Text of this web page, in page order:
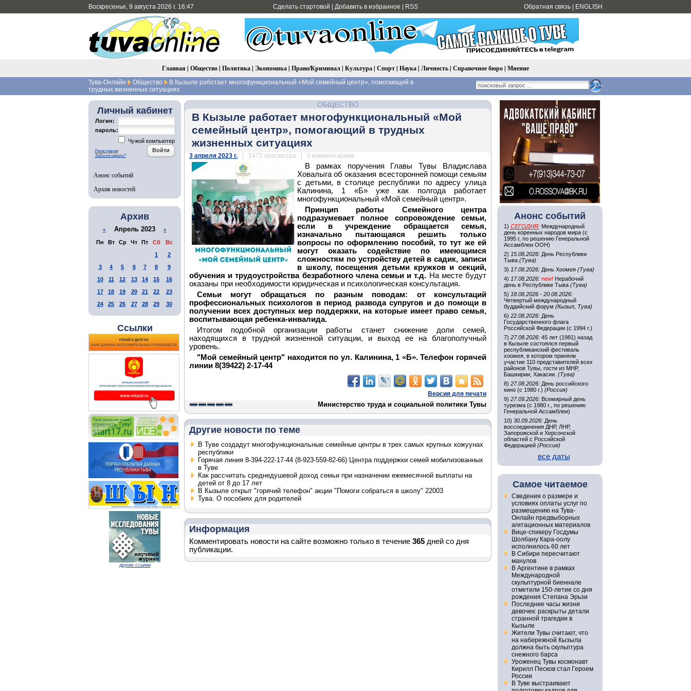
Воскресенье, 9 августа 2026 г. 16:47 Сделать стартовой Добавить в избранное RSS Обратная связь ENGLISH
Главная | Общество| Политика| Экономика| Право/Криминал| Культура| Спорт| Наука| Личность| Справочное бюро| Мнение
Тува-Онлайн Общество
В Кызыле работает многофункциональный «Мой семейный центр», помогающий в
трудных жизненных ситуациях
Личный кабинет
Логин:
пароль:
Чужой компьютер
Регистрация
Забыли пароль?
Анонс событий
Архив новостей
Архив
« Апрель 2023 »
Пн Вт Ср Чт Пт Сб
Вс
1
2
3
4 5 6 7 8
9
10
11 12 13 14 15
16
17
18 19 20 21 22
23
24
25 26 27 28 29 30
Ссылки
другие ссылки
ОБЩЕСТВО
В Кызыле работает многофункциональный «Мой
семейный центр», помогающий в трудных
жизненных ситуациях
3 апреля 2023 г. | 1472 просмотра | 0 комментариев
В рамках поручения Главы Тувы Владислава
Ховалыга об оказания всесторонней помощи семьям
с детьми, в столице республики по адресу улица
Калинина, 1 «Б» уже как полгода работает
многофункциональный «Мой семейный центр».
Принцип работы Семейного центра
подразумевает полное сопровождение семьи,
если в учреждение обращается семья,
изначально пытающаяся решить только
вопросы по оформлению пособий, то тут же ей
могут оказать содействие по имеющимся
сложностям по устройству детей в садик, записи
в школу, посещения детьми кружков и секций,
обучения и трудоустройства безработного члена семьи и т.д. На месте будут
оказаны при необходимости юридическая и психологическая консультация.
Семьи могут обращаться по разным поводам: от консультаций
профессиональных психологов в период развода супругов и до помощи в
получении всех доступных мер поддержки, на которые имеет право семья,
воспитывающая ребенка-инвалида.
Итогом подобной организации работы станет снижение доли семей,
находящихся в трудной жизненной ситуации, и выход ее на благополучный
уровень.
"Мой семейный центр" находится по ул. Калинина, 1 «Б». Телефон горячей
линии 8(39422) 2-17-44
Версия для печати
Министерство труда и социальной политики Тувы
Другие новости по теме
В Туве создадут многофункциональные семейные центры в трех самых крупных кожуунах
республики
Горячая линия 8-394-222-17-44 (8-923-559-82-66) Центра поддержки семей мобилизованных
в Туве
Как рассчитать среднедушевой доход семьи при назначении ежемесячной выплаты на
детей от 8 до 17 лет
В Кызыле открыт "горячий телефон" акции "Помоги собраться в школу" 22003
Тува. О пособиях для родителей
Информация
Комментировать новости на сайте возможно только в течение 365 дней со дня
публикации.
Анонс событий
1) СЕГОДНЯ: Международный
день коренных народов мира (с
1995 г, по решению Генеральной
Ассамблеи ООН)
2) 15.08.2026: День Республики
Тыва (Тува)
3) 17.08.2026: День Хоомея (Тува)
4) 17.08.2026: new! Нерабочий
день в Республике Тыва (Тува)
5) 18.08.2026 - 20.08.2026:
Четвертый международный
буддийский форум (Кызыл, Тува)
6) 22.08.2026: День
Государственного флага
Российской Федерации (с 1994 г.)
7) 27.08.2026: 45 лет (1981) назад
в Кызыле состоялся первый
республиканский фестиваль
хоомея, в котором приняли
участие 110 представителей всех
районов Тувы, гости из МНР,
Башкирии, Хакасии. (Тува)
8) 27.08.2026: День российского
кино (с 1980 г.) (Россия)
9) 27.09.2026: Всемирный день
туризма (с 1980 г., по решению
Генеральной Ассамблеи)
10) 30.09.2026: День
воссоединения ДНР, ЛНР,
Запорожской и Херсонской
областей с Российской
Федерацией (Россия)
все даты
Самое читаемое
Сведения о размере и
условиях оплаты услуг по
размещению на Тува-
Онлайн предвыборных
агитационных материалов
Вице-спикеру Госдумы
Шолбану Кара-оолу
исполнилось 60 лет
В Сибири пересчитают
манулов
В Аргентине в рамках
Международной
скульптурной биеннале
отметили 150-летие со дня
рождения Степана Эрьзи
Последние часы жизни
девочек: раскрыты детали
странной трагедии в
Кызыле
Жители Тувы считают, что
на набережной Кызыла
должна быть скульптура
снежного барса
Уроженец Тувы космонавт
Кирилл Песков стал Героем
России
В Туве выстраивают